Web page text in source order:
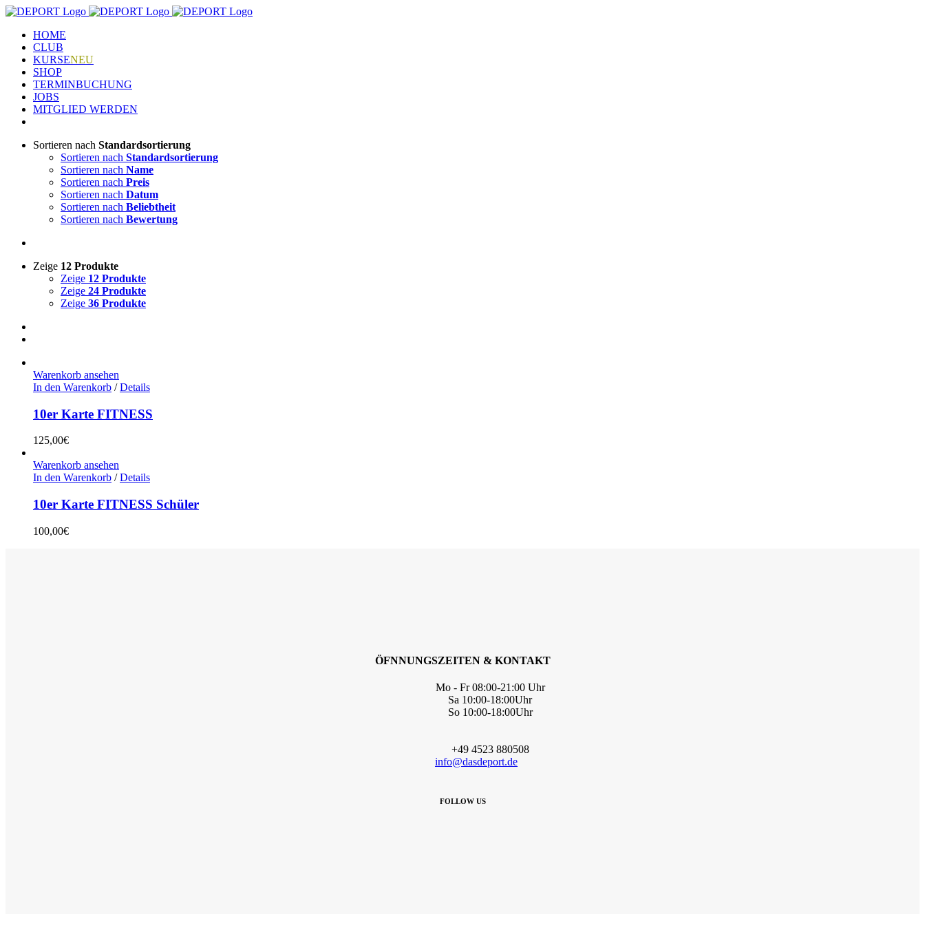
Zum
springenHOME
CLUB
KURSENEU
SHOP
TERMINBUCHUNG
JOBS
MITGLIED WERDEN
Sortieren nach Standardsortierung
Sortieren nach Standardsortierung
Sortieren nach Name
Sortieren nach Preis
Sortieren nach Datum
Sortieren nach Beliebtheit
Sortieren nach Bewertung
Zeige 12 Produkte
Zeige 12 Produkte
Zeige 24 Produkte
Zeige 36 Produkte
Warenkorb ansehen
In den Warenkorb / Details
10er Karte FITNESS
125,00€
Warenkorb ansehen
In den Warenkorb / Details
10er Karte FITNESS Schüler
100,00€
ÖFNNUNGSZEITEN & KONTAKT
Mo - Fr 08:00-21:00 Uhr
Sa 10:00-18:00Uhr
So 10:00-18:00Uhr
+49 4523 880508
info@dasdeport.de
FOLLOW US